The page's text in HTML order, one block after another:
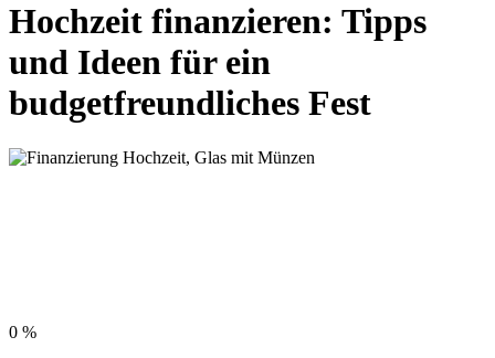
Hochzeit finanzieren: Tipps
und Ideen für ein
budgetfreundliches Fest
0 %